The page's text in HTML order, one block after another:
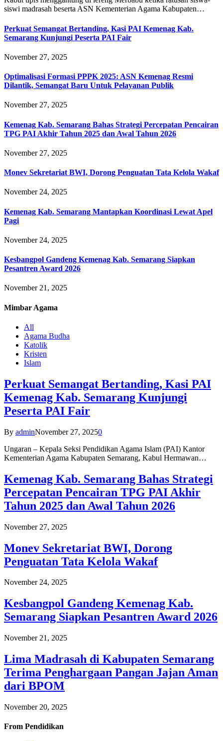
siswi madrasah beserta ASN Kementerian Agama Kabupaten…
Perkuat Semangat Bertanding, Kasi PAI Kemenag Kab.
Semarang Kunjungi Peserta PAI Fair
November 27, 2025
Optimalisasi Formasi PPPK 2025: ASN Kemenag Resmi
Dilantik, Semangat Baru Untuk Pelayanan Publik
November 27, 2025
Kemenag Kab. Semarang Bahas Strategi Percepatan Pencairan
TPG PAI Akhir Tahun 2025 dan Awal Tahun 2026
November 27, 2025
Monev Sekretariat BWI, Dorong Penguatan Tata Kelola Wakaf
November 24, 2025
Kemenag Kab. Semarang Mantapkan Koordinasi Lewat Apel
Pagi
November 24, 2025
Kesbangpol Gandeng Kemenag Kab. Semarang Siapkan
Pesantren Award 2026
November 21, 2025
Mimbar Agama
All
Agama Budha
Katolik
Kristen
Islam
Perkuat Semangat Bertanding, Kasi PAI
Kemenag Kab. Semarang Kunjungi
Peserta PAI Fair
By adminNovember 27, 20250
Ungaran – Kepala Seksi Pendidikan Agama Islam (PAI) Kantor
Kementerian Agama Kabupaten Semarang, Kabul Hermawan…
Kemenag Kab. Semarang Bahas Strategi
Percepatan Pencairan TPG PAI Akhir
Tahun 2025 dan Awal Tahun 2026
November 27, 2025
Monev Sekretariat BWI, Dorong
Penguatan Tata Kelola Wakaf
November 24, 2025
Kesbangpol Gandeng Kemenag Kab.
Semarang Siapkan Pesantren Award 2026
November 21, 2025
Lima Madrasah di Kabupaten Semarang
Terima Penghargaan Pangan Jajan Aman
dari BPOM
November 20, 2025
From Pendidikan